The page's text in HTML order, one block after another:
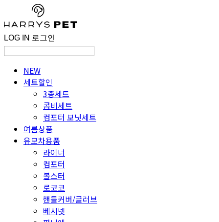
LOG IN 로그인
NEW
세트할인
3종세트
콤비세트
컴포터 보닛세트
여름상품
유모차용품
라이너
컴포터
볼스터
로코코
핸들커버/글러브
베시넷